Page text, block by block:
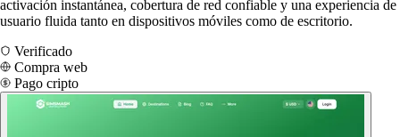
activación instantánea, cobertura de red confiable y una experiencia de
usuario fluida tanto en dispositivos móviles como de escritorio.
Verificado
Compra web
Pago cripto